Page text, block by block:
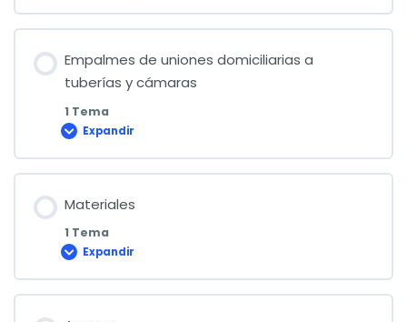
otras
obras
Empalmes de uniones domiciliarias a
tuberías y cámaras
1 Tema
Expandir
Empalmes
uniones
domiciliarias
tuberías
y
Materiales
1 Tema
Expandir
Materiales